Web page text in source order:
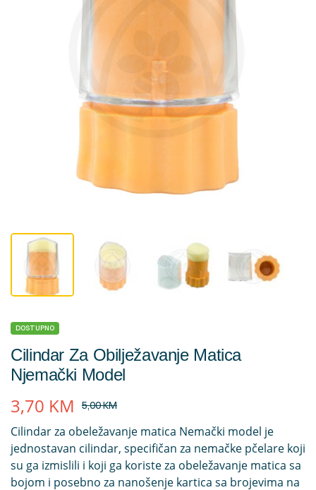
DOSTUPNO
Cilindar Za Obilježavanje Matica
Njemački Model
5,00KM
3,70 KM
Cilindar za obeležavanje matica Nemački model je
jednostavan cilindar, specifičan za nemačke pčelare koji
su ga izmislili i koji ga koriste za obeležavanje matica sa
bojom i posebno za nanošenje kartica sa brojevima na